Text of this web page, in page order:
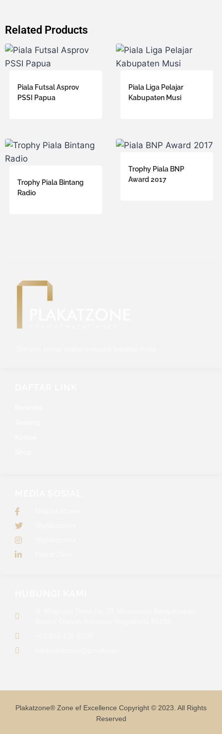
Related Products
Piala Futsal Asprov
PSSI Papua
Piala Liga Pelajar
Kabupaten Musi
Trophy Piala Bintang
Radio
Trophy Piala BNP
Award 2017
Plakatzone® Zone ef Excellence Copyright © 2023. All Rights
Reserved